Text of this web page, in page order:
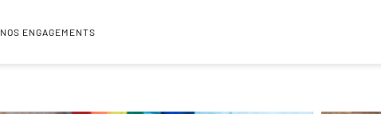
NOS ENGAGEMENTS